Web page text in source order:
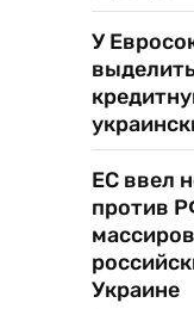
У
ЕС ввел
против
Украине